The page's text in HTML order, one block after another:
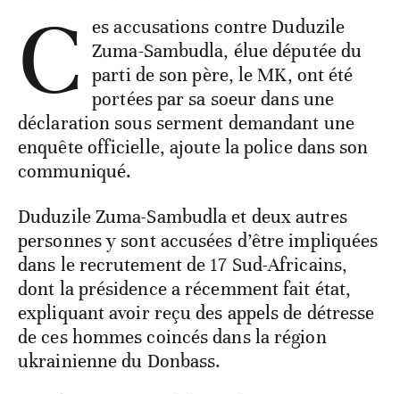
C es accusations contre Duduzile
Zuma-Sambudla, élue députée du
parti de son père, le MK, ont été
portées par sa soeur dans une
déclaration sous serment demandant une
enquête officielle, ajoute la police dans son
communiqué.
Duduzile Zuma-Sambudla et deux autres
personnes y sont accusées d’être impliquées
dans le recrutement de 17 Sud-Africains,
dont la présidence a récemment fait état,
expliquant avoir reçu des appels de détresse
de ces hommes coincés dans la région
ukrainienne du Donbass.